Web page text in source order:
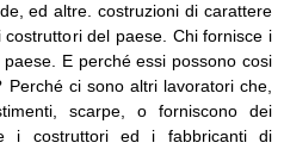
ed altre. costruzioni di carattere
del paese. Chi fornisce i
E perché essi possono cosi
ci sono altri lavoratori che,
scarpe, o forniscono dei
i costruttori ed i fabbricanti di